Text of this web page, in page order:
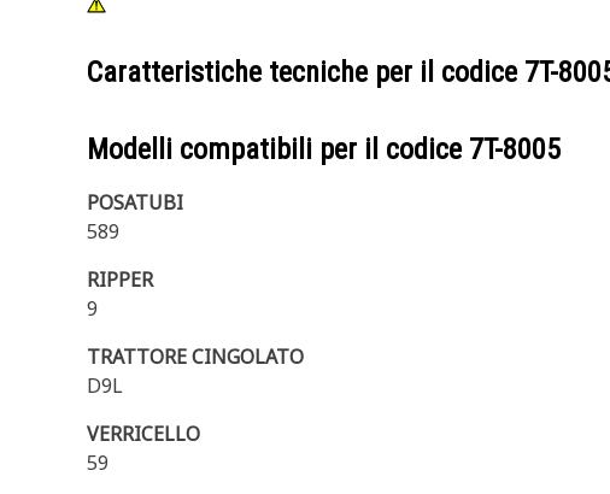
Caratteristiche tecniche per il codice 7T-
Modelli compatibili per il codice 7T-8005
POSATUBI
589
RIPPER
9
TRATTORE CINGOLATO
D9L
VERRICELLO
59